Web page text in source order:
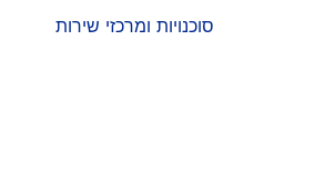
סוכנויות ומרכזי שירות